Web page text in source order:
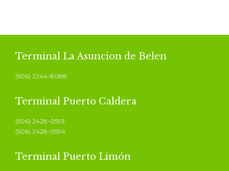
Terminal La Asuncion de Belen
(506) 2244-8088
Terminal Puerto Caldera
(506) 2428-0593
(506) 2428-0594
Terminal Puerto Limón